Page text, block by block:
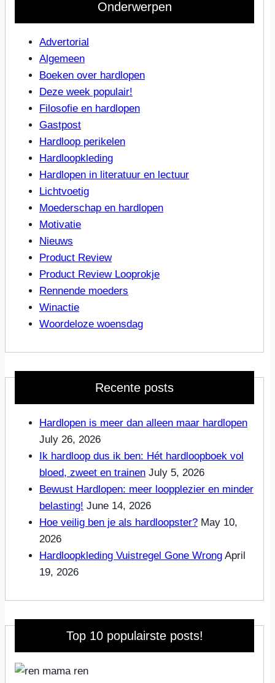
Onderwerpen
Advertorial
Algemeen
Boeken over hardlopen
Deze week populair!
Filosofie en hardlopen
Gastpost
Hardloop perikelen
Hardloopkleding
Hardlopen in literatuur en lectuur
Lichtvoetig
Moederschap en hardlopen
Motivatie
Nieuws
Product Review
Product Review Looprokje
Rennende moeders
Winactie
Woordeloze woensdag
Recente posts
Hardlopen is meer dan alleen maar hardlopen
July 26, 2026
Ik hardloop dus ik ben: Hét hardloopboek vol
bloed, zweet en trainen July 5, 2026
Bewust Hardlopen: meer loopplezier en minder
belasting! June 14, 2026
Hoe veilig ben je als hardloopster? May 10,
2026
Hardloopkleding Vuistregel Gone Wrong April
19, 2026
Top 10 populairste posts!